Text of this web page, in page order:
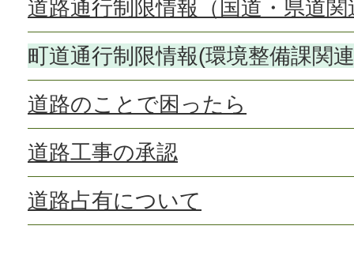
道路通行制限情報（国道・県道関
町道通行制限情報(環境整備課関
道路のことで困ったら
道路工事の承認
道路占有について